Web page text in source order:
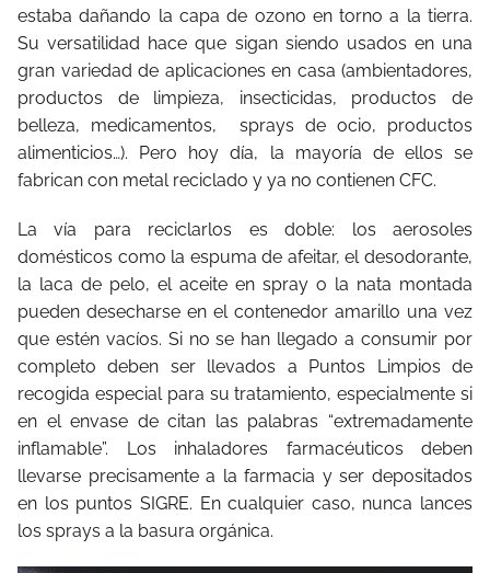
estaba dañando la capa de ozono en torno a la tierra.
Su versatilidad hace que sigan siendo usados en una
gran variedad de aplicaciones en casa (ambientadores,
productos de limpieza, insecticidas, productos de
belleza, medicamentos, sprays de ocio, productos
alimenticios…). Pero hoy día, la mayoría de ellos se
fabrican con metal reciclado y ya no contienen CFC.
La vía para reciclarlos es doble: los aerosoles
domésticos como la espuma de afeitar, el desodorante,
la laca de pelo, el aceite en spray o la nata montada
pueden desecharse en el contenedor amarillo una vez
que estén vacíos. Si no se han llegado a consumir por
completo deben ser llevados a Puntos Limpios de
recogida especial para su tratamiento, especialmente si
en el envase de citan las palabras “extremadamente
inflamable”. Los inhaladores farmacéuticos deben
llevarse precisamente a la farmacia y ser depositados
en los puntos SIGRE. En cualquier caso, nunca lances
los sprays a la basura orgánica.